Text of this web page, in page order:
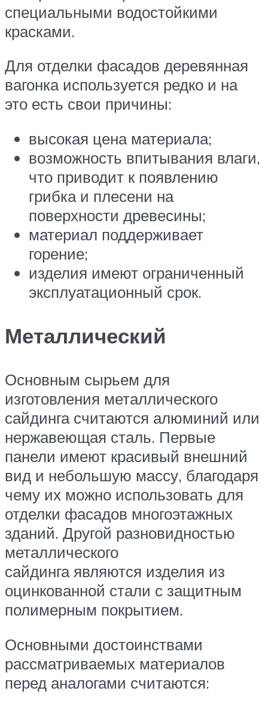
специальными водостойкими
красками.
Для отделки фасадов деревянная
вагонка используется редко и на
это есть свои причины:
высокая цена материала;
возможность впитывания влаги,
что приводит к появлению
грибка и плесени на
поверхности древесины;
материал поддерживает
горение;
изделия имеют ограниченный
эксплуатационный срок.
Металлический
Основным сырьем для
изготовления металлического
сайдинга считаются алюминий или
нержавеющая сталь. Первые
панели имеют красивый внешний
вид и небольшую массу, благодаря
чему их можно использовать для
отделки фасадов многоэтажных
зданий. Другой разновидностью
металлического
сайдинга являются изделия из
оцинкованной стали с защитным
полимерным покрытием.
Основными достоинствами
рассматриваемых материалов
перед аналогами считаются: